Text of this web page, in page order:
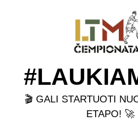
🎬 GALI STARTUOTI
ETAPO! 🚀